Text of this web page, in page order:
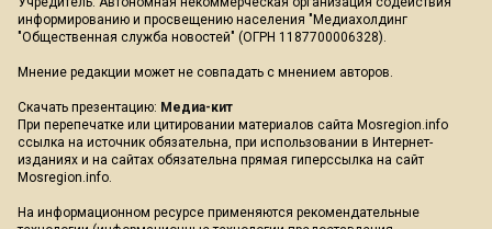
информированию и просвещению населения "Медиахолдинг
"Общественная служба новостей" (ОГРН 1187700006328).
Мнение редакции может не совпадать с мнением авторов.
Скачать презентацию: Медиа-кит
При перепечатке или цитировании материалов сайта Mosregion.info
ссылка на источник обязательна, при использовании в Интернет-
изданиях и на сайтах обязательна прямая гиперссылка на сайт
Mosregion.info.
На информационном ресурсе применяются рекомендательные